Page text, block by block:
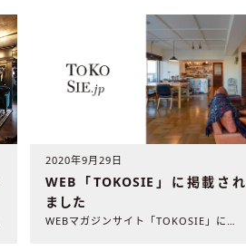
2020年9月29日
WEB「TOKOSIE」に掲載され
ました